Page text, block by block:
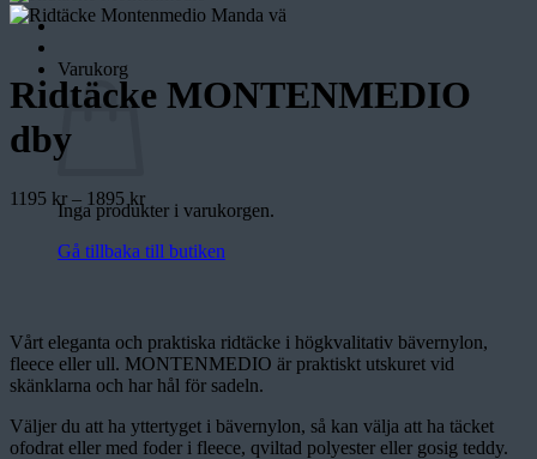
Varukorg
Inga produkter i varukorgen.
Gå tillbaka till butiken
Ridtäcke MONTENMEDIO
dby
1195 kr – 1895 krPrisintervall:
1195 kr
till
1895 kr
Vårt eleganta och praktiska ridtäcke i högkvalitativ bävernylon,
fleece eller ull. MONTENMEDIO är praktiskt utskuret vid
skänklarna och har hål för sadeln.
Väljer du att ha yttertyget i bävernylon, så kan välja att ha täcket
ofodrat eller med foder i fleece, qviltad polyester eller gosig teddy.